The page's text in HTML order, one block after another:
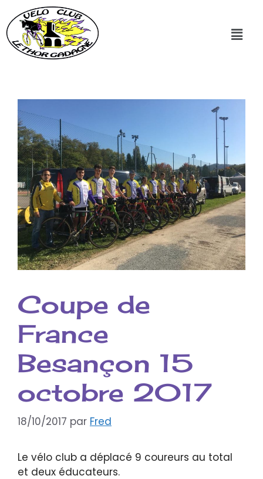
Coupe de
France
Besançon 15
octobre 2017
18/10/2017 par Fred
Le vélo club a déplacé 9 coureurs au total
et deux éducateurs.